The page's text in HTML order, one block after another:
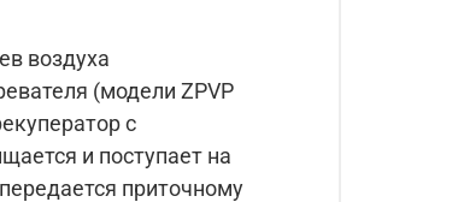
воздуха
(модели ZPVP
с
и поступает на
приточному